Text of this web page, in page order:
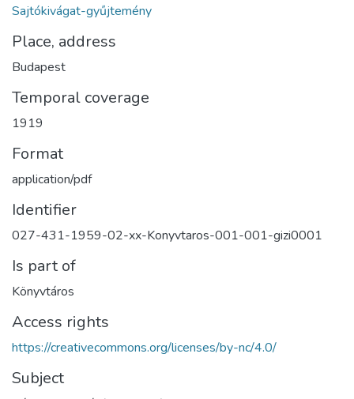
Sajtókivágat-gyűjtemény
Place, address
Budapest
Temporal coverage
1919
Format
application/pdf
Identifier
027-431-1959-02-xx-Konyvtaros-001-001-gizi0001
Is part of
Könyvtáros
Access rights
https://creativecommons.org/licenses/by-nc/4.0/
Subject